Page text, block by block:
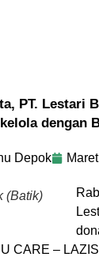
PT. Lestari
dengan
Depok
(Batik)
CARE –